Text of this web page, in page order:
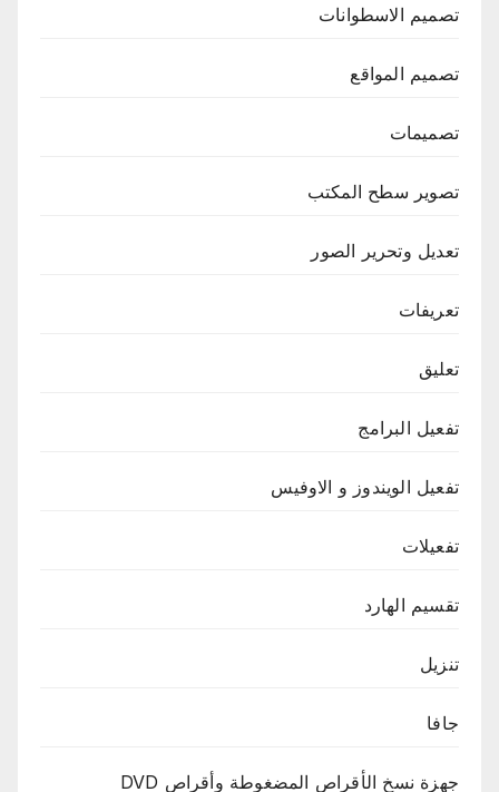
تصميم الاسطوانات
تصميم المواقع
تصميمات
تصوير سطح المكتب
تعديل وتحرير الصور
تعريفات
تعليق
تفعيل البرامج
تفعيل الويندوز و الاوفيس
تفعيلات
تقسيم الهارد
تنزيل
جافا
جهزة نسخ الأقراص المضغوطة وأقراص DVD